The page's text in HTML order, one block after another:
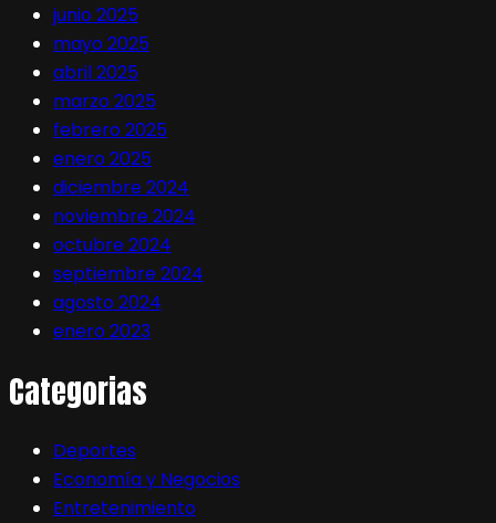
junio 2025
mayo 2025
abril 2025
marzo 2025
febrero 2025
enero 2025
diciembre 2024
noviembre 2024
octubre 2024
septiembre 2024
agosto 2024
enero 2023
Categorias
Deportes
Economía y Negocios
Entretenimiento